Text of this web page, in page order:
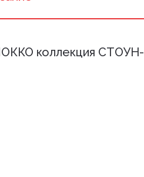
коллекция СТОУН-